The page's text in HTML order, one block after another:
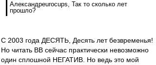
Александрeurocups, Так то сколько лет
прошло?
С 2003 года ДЕСЯТЬ, Десять лет безвременья!
Но читать ВВ сейчас практически невозможно
один сплошной НЕГАТИВ. Но ведь это мой